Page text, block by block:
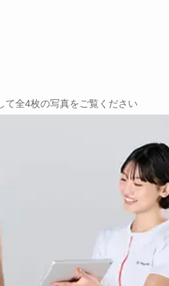
て全4枚の写真をご覧ください